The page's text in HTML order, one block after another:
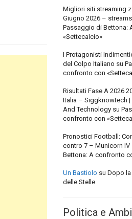
Migliori siti streaming
Giugno 2026 –
Passaggio di Bettona:
«Settecalcio»
I Protagonisti
del Colpo Italiano su
confronto con
Risultati Fase A 2026
Italia – Siggknowtech
And Technology su
confronto con
Pronostici Football:
contro 7 – Municorn IV
Bettona: A confronto
Un Bastiolo su Dopo la
delle Stelle
Politica e